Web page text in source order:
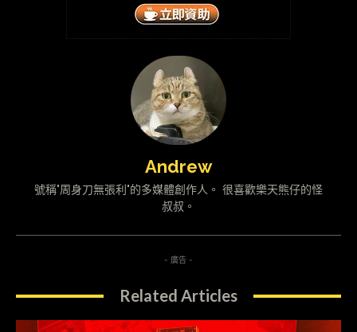
Andrew
號稱"周身刀無張利"的多媒體創作人。 很喜歡樂天熊仔的怪
叔叔。
- 廣告 -
Related Articles